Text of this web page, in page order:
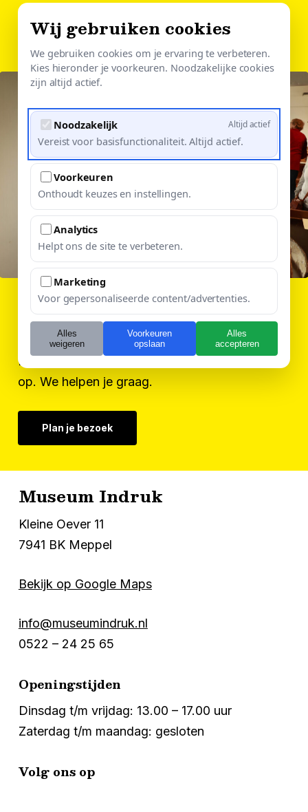
Skip
content
Contact
Heb je een vraag of wil je meer weten over
Museum Indruk? Neem gerust contact met ons
op. We helpen je graag.
Plan je bezoek
Museum Indruk
Kleine Oever 11
7941 BK Meppel
Bekijk op Google Maps
info@museumindruk.nl
0522 – 24 25 65
Openingstijden
Dinsdag t/m vrijdag: 13.00 – 17.00 uur
Zaterdag t/m maandag: gesloten
Volg ons op
Menu
Wij gebruiken cookies
We gebruiken cookies om je ervaring te verbeteren.
Kies hieronder je voorkeuren. Noodzakelijke cookies
zijn altijd actief.
Noodzakelijk Altijd actief
Vereist voor basisfunctionaliteit. Altijd actief.
Voorkeuren
Onthoudt keuzes en instellingen.
Analytics
Helpt ons de site te verbeteren.
Marketing
Voor gepersonaliseerde content/advertenties.
Alles
weigeren
Voorkeuren
opslaan
Alles
accepteren